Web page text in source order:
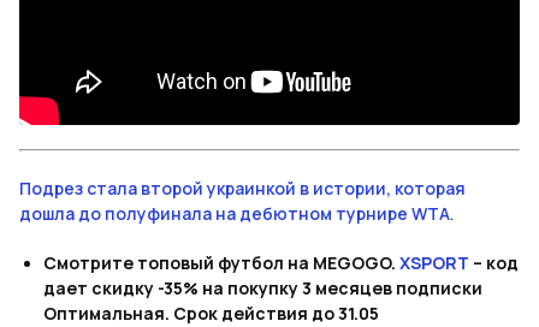
Подрез стала второй украинкой в истории, которая
дошла до полуфинала на дебютном турнире WTA.
Смотрите топовый футбол на MEGOGO. XSPORT – код
дает скидку -35% на покупку 3 месяцев подписки
Оптимальная. Срок действия до 31.05